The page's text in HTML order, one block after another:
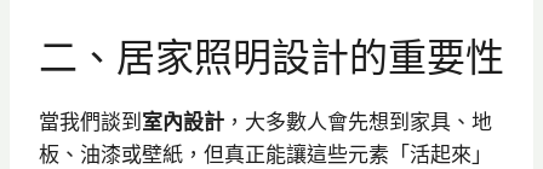
二、居家照明設計的重要性
當我們談到 室內設計 ，大多數人會先想到家具、地
板、油漆或壁紙，但真正能讓這些元素「活起來」